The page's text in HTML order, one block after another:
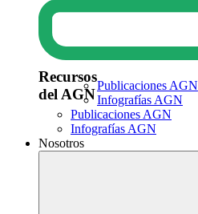
Recursos
del AGN
Publicaciones AGN
Infografías AGN
Publicaciones AGN
Infografías AGN
Nosotros